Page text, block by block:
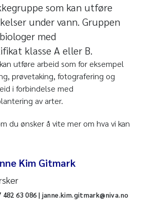
som kan utføre
under vann. Gruppen
med
klasse A eller B.
utføre arbeid som for eksempel
prøvetaking, fotografering og
i forbindelse med
av arter.
du ønsker å vite mer om hva vi kan
Kim Gitmark
482 63 086 | janne.kim.gitmark@niva.no